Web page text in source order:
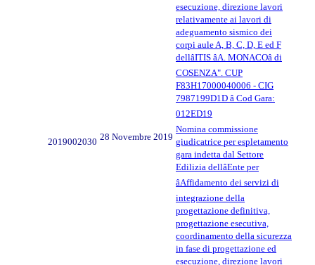
esecuzione, direzione lavori
relativamente ai lavori di
adeguamento sismico dei
corpi aule A, B, C, D, E ed F
dellâITIS âA. MONACOâ di
COSENZA". CUP
F83H17000040006 - CIG
7987199D1D â Cod Gara:
012ED19
2019002030 28 Novembre 2019
Nomina commissione
giudicatrice per espletamento
gara indetta dal Settore
Edilizia dellâEnte per
âAffidamento dei servizi di
integrazione della
progettazione definitiva,
progettazione esecutiva,
coordinamento della sicurezza
in fase di progettazione ed
esecuzione, direzione lavori